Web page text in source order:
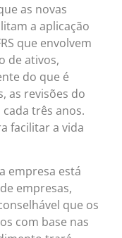
as novas
a aplicação
que envolvem
de ativos,
do que é
as revisões do
cada três anos.
facilitar a vida
empresa está
empresas,
que os
com base nas